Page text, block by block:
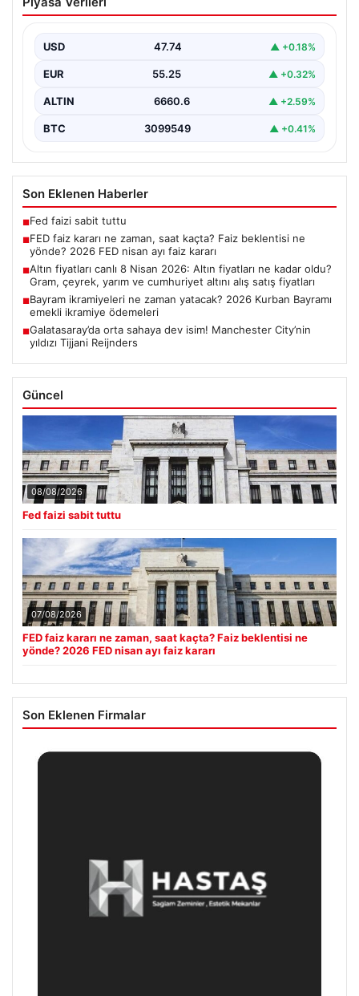
Faiz beklentisi ne yönde? 2026 FED
USD 47.74 ▲ +0.18%
EUR 55.25 ▲ +0.32%
ALTIN 6660.6 ▲ +2.59%
BTC 3099549 ▲ +0.41%
Son Eklenen Haberler
■Fed faizi sabit tuttu
■FED faiz kararı ne zaman, saat kaçta? Faiz beklentisi ne
yönde? 2026 FED nisan ayı faiz kararı
■Altın fiyatları canlı 8 Nisan 2026: Altın fiyatları ne kadar oldu?
Gram, çeyrek, yarım ve cumhuriyet altını alış satış fiyatları
■Bayram ikramiyeleri ne zaman yatacak? 2026 Kurban Bayramı
emekli ikramiye ödemeleri
■Galatasaray’da orta sahaya dev isim! Manchester City’nin
yıldızı Tijjani Reijnders
Güncel
08/08/2026
Fed faizi sabit tuttu
07/08/2026
FED faiz kararı ne zaman, saat kaçta? Faiz beklentisi ne
yönde? 2026 FED nisan ayı faiz kararı
Son Eklenen Firmalar